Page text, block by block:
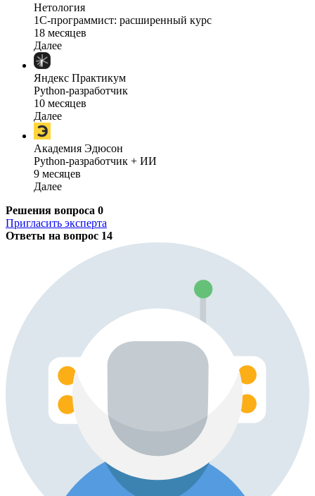
Нетология
1C-программист: расширенный курс
18 месяцев
Далее
Яндекс Практикум
Python-разработчик
10 месяцев
Далее
Академия Эдюсон
Python-разработчик + ИИ
9 месяцев
Далее
Решения вопроса 0
Пригласить эксперта
Ответы на вопрос 14